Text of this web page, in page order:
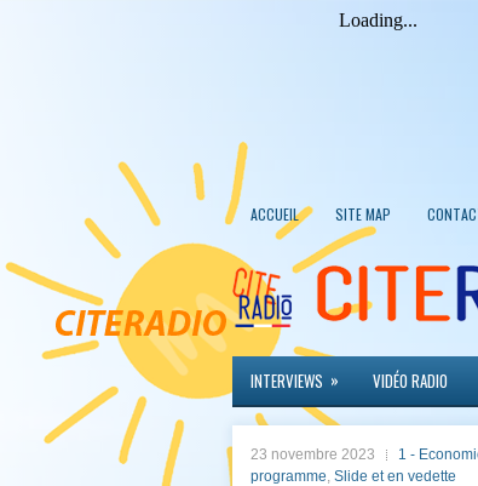
ACCUEIL SITE MAP
INTERVIEWS » VIDÉO RADIO
23 novembre 2023 1 -
programme, Slide et en vedette